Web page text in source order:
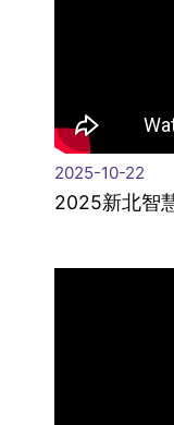
2025-10-22
2025新北智